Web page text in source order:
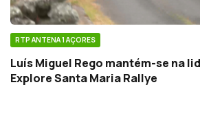
RTP ANTENA 1 AÇORES
Luís Miguel Rego mantém-se na
Explore Santa Maria Rallye